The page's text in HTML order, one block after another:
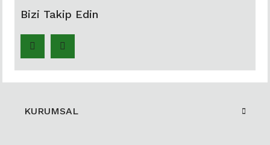
Bizi Takip Edin
KURUMSAL